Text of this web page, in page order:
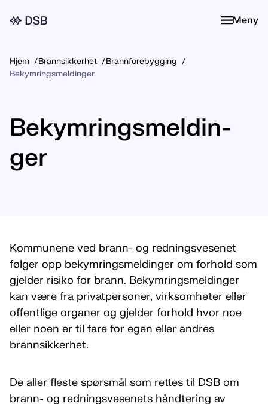
Meny
Meny
Hjem Brannsikkerhet
Brannforebygging
Bekymringsmeldinger
Be­kym­rings­mel­din­
ger
Kommunene ved brann- og redningsvesenet
følger opp bekymringsmeldinger om forhold som
gjelder risiko for brann. Bekymringsmeldinger
kan være fra privatpersoner, virksomheter eller
offentlige organer og gjelder forhold hvor noe
eller noen er til fare for egen eller andres
brannsikkerhet.
De aller fleste spørsmål som rettes til DSB om
brann- og redningsvesenets håndtering av